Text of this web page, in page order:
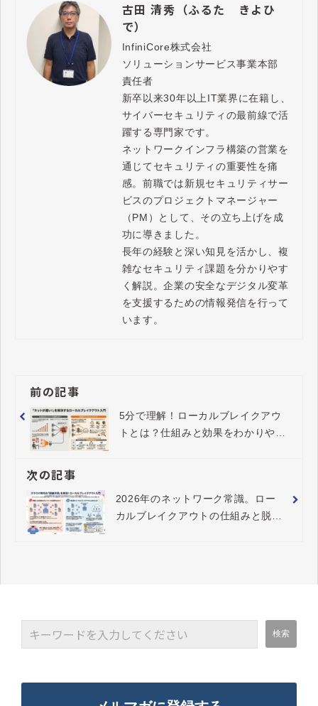
古田 清秀（ふるた きよひ
で）
InfiniCore株式会社
ソリューションサービス事業本部
責任者
新卒以来30年以上IT業界に在籍し、
サイバーセキュリティの最前線で活
躍する専門家です。
ネットワークインフラ構築の営業を
通じてセキュリティの重要性を痛
感。前職では新規セキュリティサー
ビスのプロジェクトマネージャー
（PM）として、その立ち上げを成
功に導きました。
長年の経験と深い知見を活かし、複
雑なセキュリティ課題を分かりやす
く解説。企業の安全なデジタル変革
を支援するための情報発信を行って
います。
前の記事
5分で理解！ローカルブレイクアウ
トとは？仕組みと効果をわかりやす
次の記事
2026年のネットワーク常識。ロー
カルブレイクアウトの仕組みと脱・